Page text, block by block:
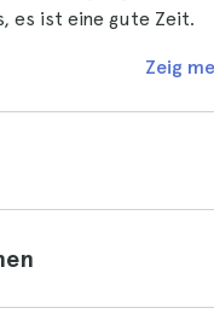
es ist eine gute Zeit.
Zeig